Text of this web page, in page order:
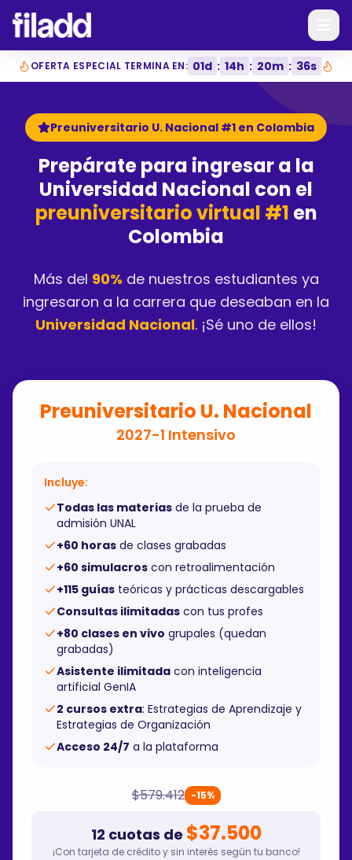
OFERTA ESPECIAL TERMINA EN: 01d : 14h : 20m : 35s
Preuniversitario U. Nacional #1 en Colombia
Prepárate para ingresar a la
Universidad Nacional con el
preuniversitario virtual #1 en
Colombia
Más del 90% de nuestros estudiantes ya
ingresaron a la carrera que deseaban en la
Universidad Nacional. ¡Sé uno de ellos!
Preuniversitario U. Nacional
2027-1 Intensivo
Incluye:
Todas las materias de la prueba de
admisión UNAL
+60 horas de clases grabadas
+60 simulacros con retroalimentación
+115 guías teóricas y prácticas descargables
Consultas ilimitadas con tus profes
+80 clases en vivo grupales (quedan
grabadas)
Asistente ilimitada con inteligencia
artificial GenIA
2 cursos extra: Estrategias de Aprendizaje y
Estrategias de Organización
Acceso 24/7 a la plataforma
$579.412 -15%
12 cuotas de $37.500
¡Con tarjeta de crédito y sin interés según tu banco!